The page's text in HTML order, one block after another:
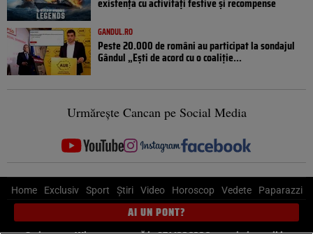
GANDUL.RO
Peste 20.000 de români au participat la sondajul
Gândul „Ești de acord cu o coaliție...
Urmărește Cancan pe Social Media
Home Exclusiv Sport Știri Video Horoscop Vedete Paparazzi
AI UN PONT?